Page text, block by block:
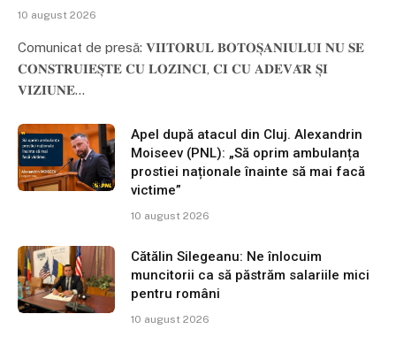
10 august 2026
Comunicat de presă: 𝐕𝐈𝐈𝐓𝐎𝐑𝐔𝐋 𝐁𝐎𝐓𝐎𝐒̦𝐀𝐍𝐈𝐔𝐋𝐔𝐈 𝐍𝐔 𝐒𝐄
𝐂𝐎𝐍𝐒𝐓𝐑𝐔𝐈𝐄𝐒̦𝐓𝐄 𝐂𝐔 𝐋𝐎𝐙𝐈𝐍𝐂𝐈, 𝐂𝐈 𝐂𝐔 𝐀𝐃𝐄𝐕𝐀̆𝐑 𝐒̦𝐈
𝐕𝐈𝐙𝐈𝐔𝐍𝐄…
Apel după atacul din Cluj. Alexandrin
Moiseev (PNL): „Să oprim ambulanța
prostiei naționale înainte să mai facă
victime”
10 august 2026
Cătălin Silegeanu: Ne înlocuim
muncitorii ca să păstrăm salariile mici
pentru români
10 august 2026